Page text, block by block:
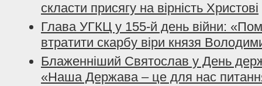
скласти присягу на вірність Христові
Глава УГКЦ у 155-й день війни:
втратити скарбу віри князя
Блаженніший Святослав у День
«Наша Держава – це для нас